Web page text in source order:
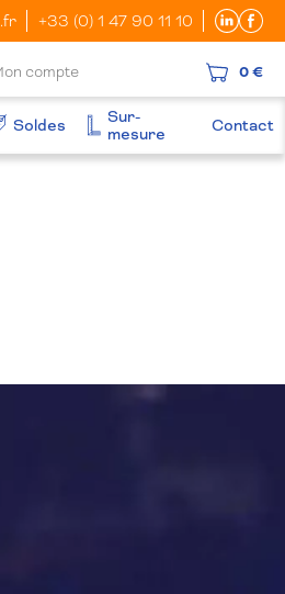
+33 (0) 1 47 90 11 10
compte 0 €
Soldes
Sur-
mesure
Contact